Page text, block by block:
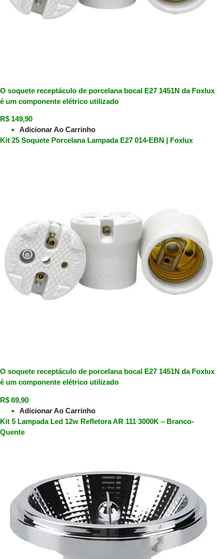
O soquete receptáculo de porcelana bocal E27 1451N da Foxlux
é um componente elétrico utilizado
R$ 149,90
Adicionar Ao Carrinho
Kit 25 Soquete Porcelana Lampada E27 014-EBN | Foxlux
O soquete receptáculo de porcelana bocal E27 1451N da Foxlux
é um componente elétrico utilizado
R$ 69,90
Adicionar Ao Carrinho
Kit 5 Lampada Led 12w Refletora AR 111 3000K – Branco-
Quente